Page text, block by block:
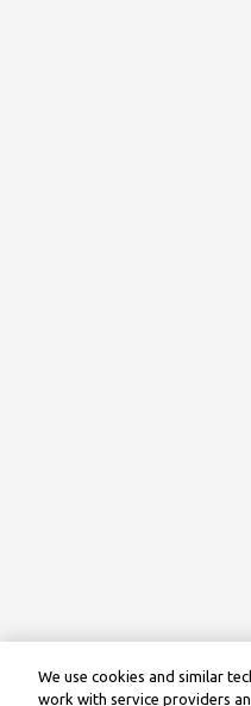
We use cookies and similar
work with service providers